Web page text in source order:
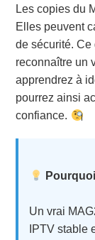
Les copies du
Elles peuvent
de sécurité.
reconnaître un
apprendrez à
pourrez ainsi
confiance.
Un vrai
IPTV stable